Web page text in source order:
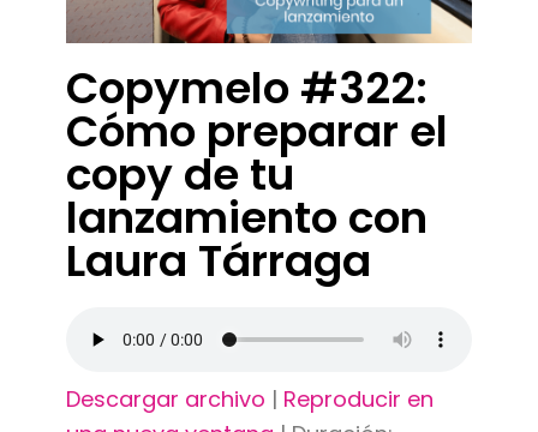
Copymelo #322:
Cómo preparar el
copy de tu
lanzamiento con
Laura Tárraga
Descargar archivo | Reproducir en